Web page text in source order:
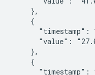
},
{
"timestamp":
"value":
},
{
"timestamp":